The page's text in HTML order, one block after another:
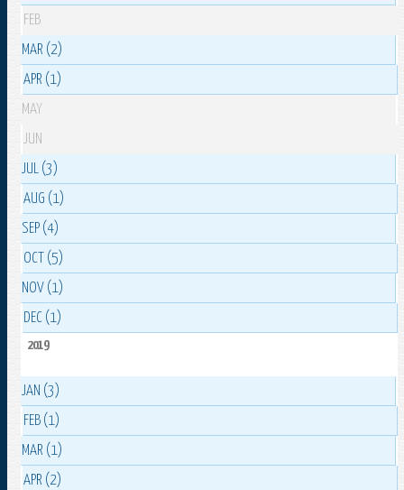
FEB
MAR (2)
APR (1)
MAY
JUN
JUL (3)
AUG (1)
SEP (4)
OCT (5)
NOV (1)
DEC (1)
2019
JAN (3)
FEB (1)
MAR (1)
APR (2)